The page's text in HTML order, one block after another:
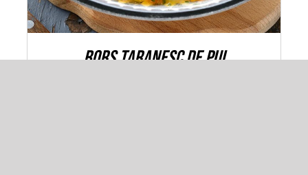
Bors taranesc de pui